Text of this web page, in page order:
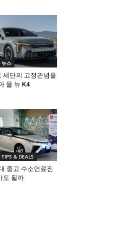
뉴스
세단의 고정관념을
올 뉴 K4
& DEALS
중고 수소연료전
도 될까